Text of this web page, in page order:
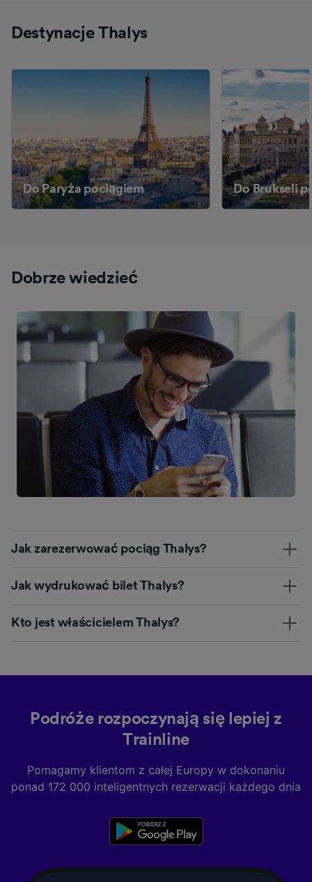
Destynacje Thalys
Do Paryża pociągiem Do Brukseli
Dobrze wiedzieć
Jak zarezerwować pociąg Thalys?
Jak wydrukować bilet Thalys?
Kto jest właścicielem Thalys?
Podróże rozpoczynają się lepiej z
Trainline
Pomagamy klientom z całej Europy w dokonaniu
ponad 172 000 inteligentnych rezerwacji każdego dnia